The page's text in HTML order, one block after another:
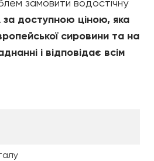
замовити водостічну
за доступною ціною, яка
сировини та на
і відповідає всім